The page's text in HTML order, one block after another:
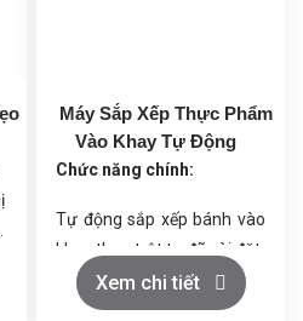
Máy Sắp Xếp Thực Phẩm
Vào Khay Tự Động
Chức năng chính:
Tự động sắp xếp bánh vào
khay theo trật tự đã cài đặt.
Đảm bảo tốc độ và độ chính
xác cao.
Xem chi tiết